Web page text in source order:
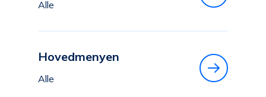
Alle
Hovedmenyen
Alle